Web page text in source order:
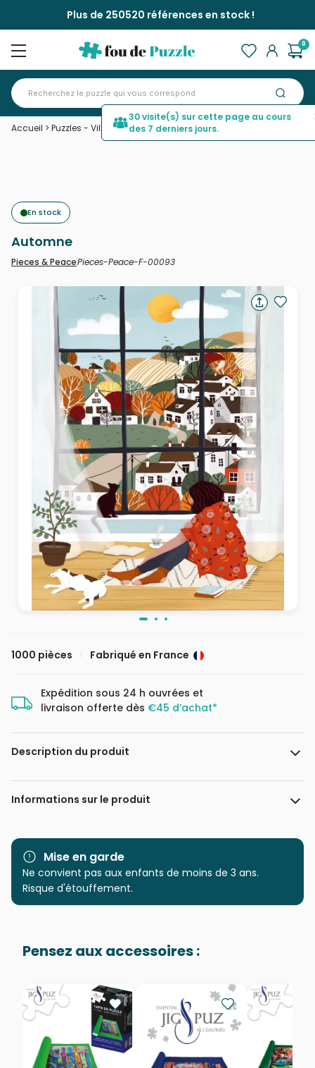
Plus de 250520 références en stock !
0
Accueil > Puzzles - Villes et Villages >Automne
En stock
Automne
Pieces & PeacePieces-Peace-F-00093
1000 pièces Fabriqué en France
Expédition sous 24 h ouvrées et
livraison offerte dès €45 d’achat*
Description du produit
Maja Tomljanovic
Informations sur le produit
Marque Pieces & Peace
Catégorie Puzzles - Villes et Villages
Age
Puzzle pour Adultes (500 à
Provenance Fabriqué en France
EAN 3667232000931
Nombre de pièces 1000 pièces
Dimensions 69 x 48 cm
Mise en garde
Ne convient pas aux enfants de moins de 3 ans.
Risque d'étouffement.
Pensez aux accessoires :
30 visite(s) sur cette page au cours
des 7 derniers jours.